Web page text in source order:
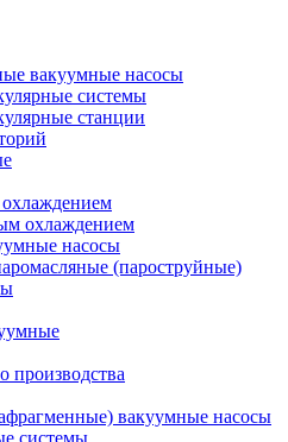
вакуумные насосы
системы
станции
охлаждением
насосы
(пароструйные)
производства
вакуумные насосы
системы